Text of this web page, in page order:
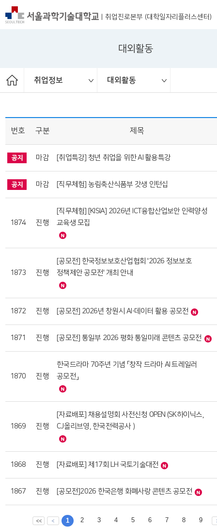
|취업진로본부 (대학일자리플러스센터)
대외활동
취업정보 대외활동
취업상담
프로그램
채용공고
취업정보
ST커리어멘토링
취업진로본부
공지사항
대외활동
청년정책
취업 서포터즈
보도자료
번호 구분 제목
마감 [취업특강] 청년 취업을 위한 AI 활용특강
마감 [직무체험] 농림축산식품부 갓생 인턴십
1874 진행
[직무체험] [KISIA] 2026년 ICT융합산업보안 인력양성
교육생 모집
1873 진행
[공모전] 한국정보보호산업협회 '2026 정보보호
정책제안 공모전' 개최 안내
1872 진행 [공모전] 2026년 창원시 AI·데이터 활용 공모전
1871 진행 [공모전] 통일부 2026 평화 통일미래 콘텐츠 공모전
1870 진행
한국드라마 70주년 기념 「창작 드라마 AI 트레일러
공모전」
1869 진행
[자료배포] 채용설명회 사전신청 OPEN (SK하이닉스,
CJ올리브영, 한국전력공사 )
1868 진행 [자료배포] 제17회 LH 국토기술대전
1867 진행 [공모전]2026 한국은행 화폐사랑 콘텐츠 공모전
1 2 3 4 5 6 7 8 9